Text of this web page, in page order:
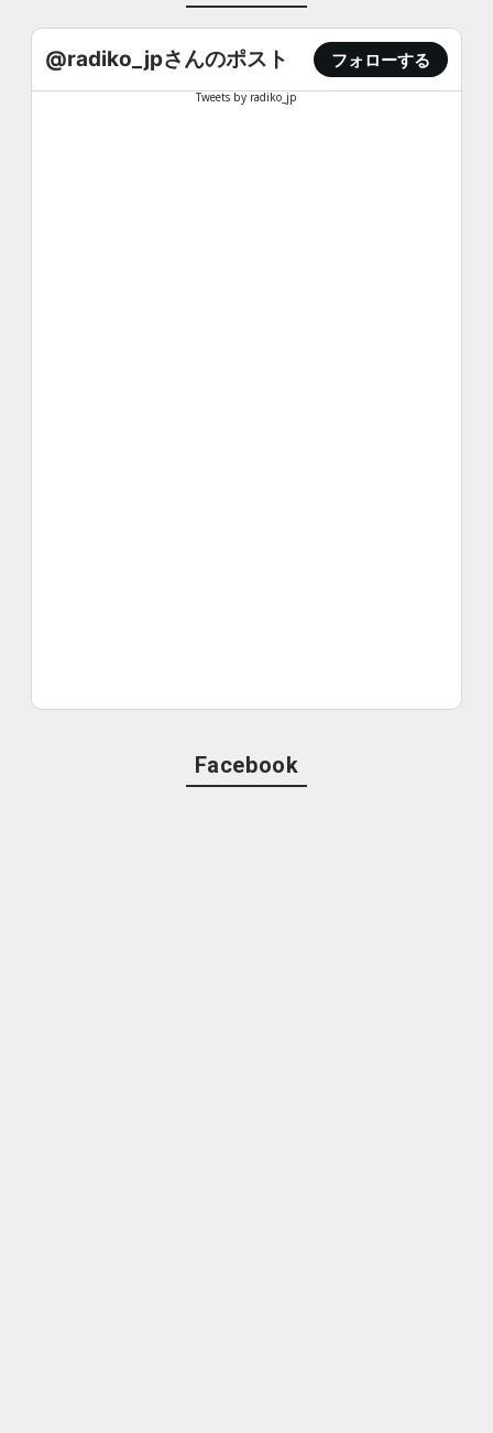
@radiko_jpさんのポスト フォローする
Tweets by radiko_jp
Facebook